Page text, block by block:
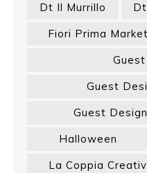
Dt Il Murrillo
Fiori Prima
Guest
Guest
Halloween
La Coppia